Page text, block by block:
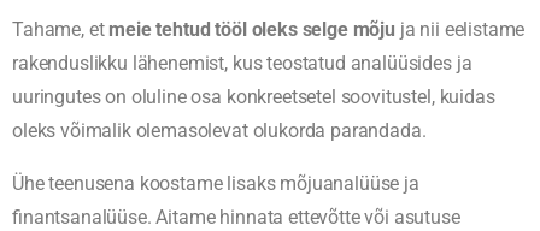
Tahame, et meie tehtud tööl oleks selge mõju ja nii eelistame
rakenduslikku lähenemist, kus teostatud analüüsides ja
uuringutes on oluline osa konkreetsetel soovitustel, kuidas
oleks võimalik olemasolevat olukorda parandada.
Ühe teenusena koostame lisaks mõjuanalüüse ja
finantsanalüüse. Aitame hinnata ettevõtte või asutuse